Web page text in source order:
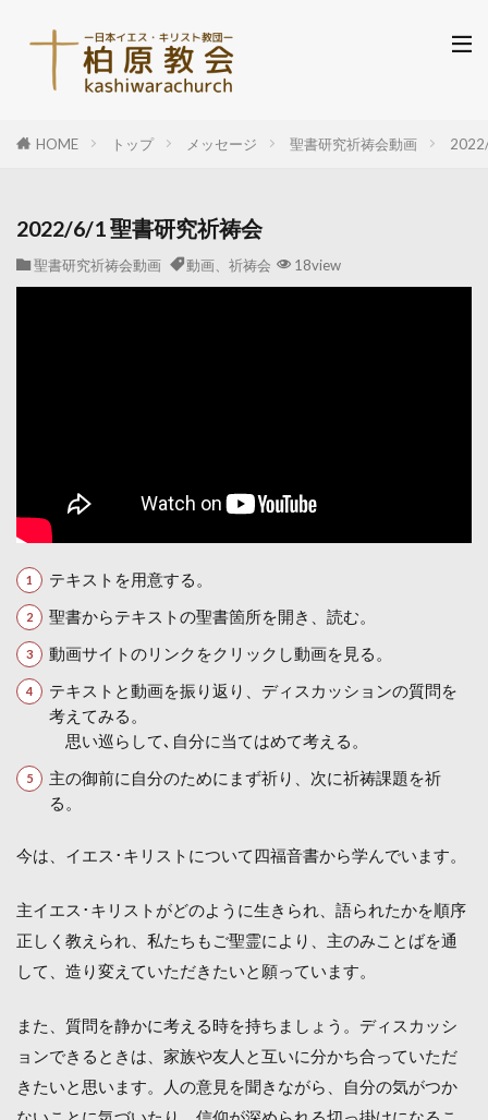
HOME トップ メッセージ 聖書研究祈祷会動画
2022/6/1 聖書研究祈祷会
聖書研究祈祷会動画 動画、祈祷会 18view
テキストを用意する。
聖書からテキストの聖書箇所を開き、読む。
動画サイトのリンクをクリックし動画を見る。
テキストと動画を振り返り、ディスカッションの質問を
考えてみる。
思い巡らして､自分に当てはめて考える。
主の御前に自分のためにまず祈り、次に祈祷課題を祈
る。
今は、イエス･キリストについて四福音書から学んでいます。
主イエス･キリストがどのように生きられ、語られたかを順序
正しく教えられ、私たちもご聖霊により、主のみことばを通
して、造り変えていただきたいと願っています。
また、質問を静かに考える時を持ちましょう。ディスカッシ
ョンできるときは、家族や友人と互いに分かち合っていただ
きたいと思います。人の意見を聞きながら、自分の気がつか